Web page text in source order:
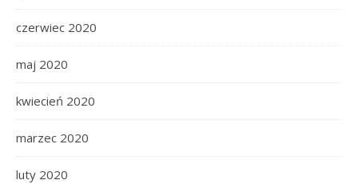
czerwiec 2020
maj 2020
kwiecień 2020
marzec 2020
luty 2020